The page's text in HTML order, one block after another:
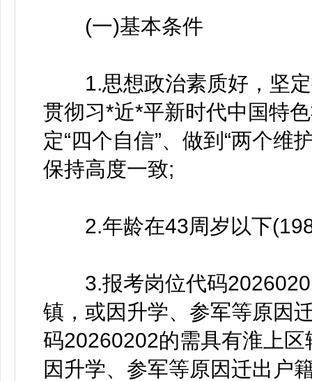
(一)基本条件
1.思想政治素质好，坚定
贯彻习*近*平新时代中国特
定“四个自信”、做到“两个维
保持高度一致;
2.年龄在43周岁以下
3.报考岗位代码
镇，或因升学、参军等原因
码20260202的需具有淮上
因升学、参军等原因迁出户